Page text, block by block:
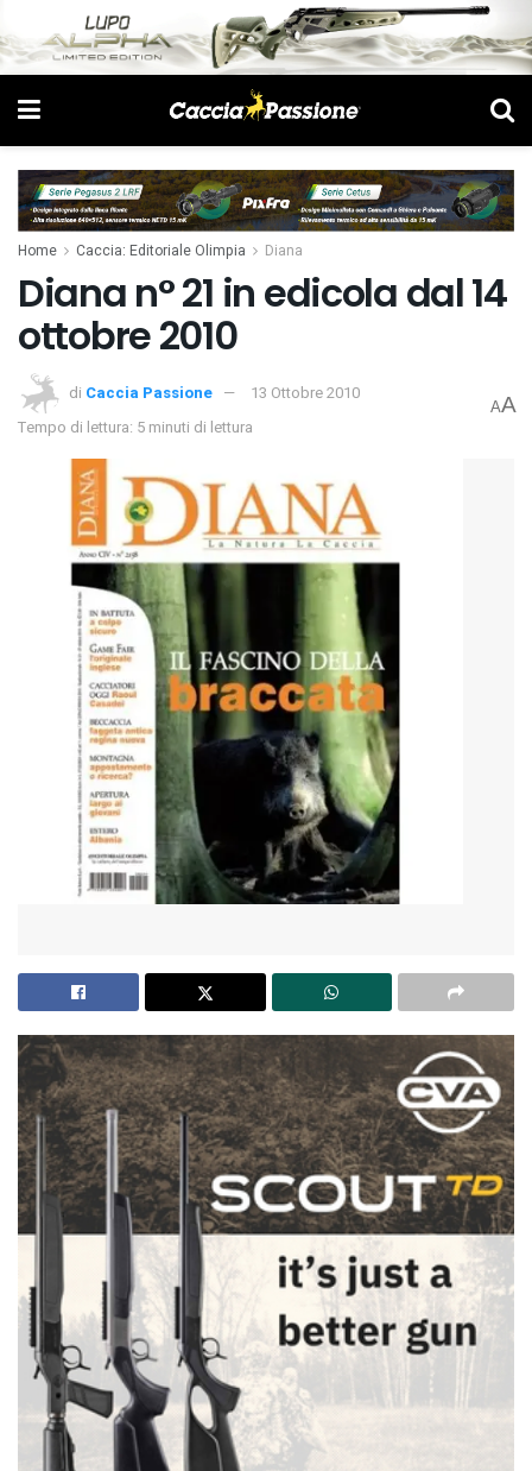
Home Caccia: Editoriale Olimpia Diana
Diana n° 21 in edicola dal 14
ottobre 2010
di Caccia Passione
13 Ottobre 2010
Tempo di lettura: 5 minuti di lettura
AA